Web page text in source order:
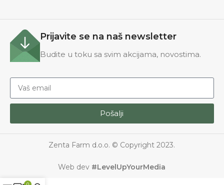
Prijavite se na naš newsletter
Budite u toku sa svim akcijama, novostima.
Pošalji
Zenta Farm d.o.o. © Copyright 2023.
Web dev #LevelUpYourMedia